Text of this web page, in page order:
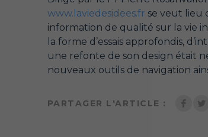
www.laviedesidees.fr se veut lieu
information de qualité sur la vie
la forme d’essais approfondis,
une refonte de son design était
nouveaux outils de navigation
PARTAGER L'ARTICLE :